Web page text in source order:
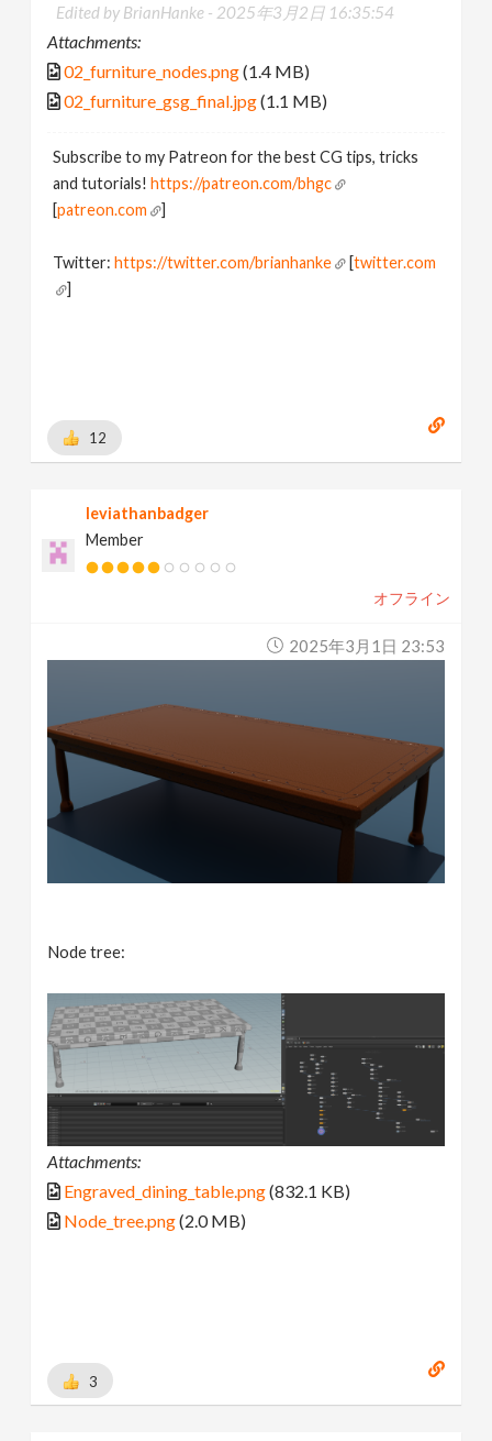
Edited by BrianHanke - 2025年3月2日 16:35:54
Attachments:
02_furniture_nodes.png(1.4 MB)
02_furniture_gsg_final.jpg(1.1 MB)
Subscribe to my Patreon for the best CG tips, tricks
and tutorials!https://patreon.com/bhgc
[patreon.com ]
Twitter:https://twitter.com/brianhanke [twitter.com
]
12
leviathanbadger
Member
オフライン
2025年3月1日 23:53
Node tree:
Attachments:
Engraved_dining_table.png(832.1 KB)
Node_tree.png(2.0 MB)
3